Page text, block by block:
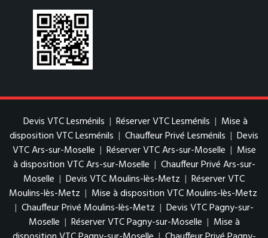
Devis VTC Lesménils | Réserver VTC Lesménils | Mise à
disposition VTC Lesménils | Chauffeur Privé Lesménils | Devis
VTC Ars-sur-Moselle | Réserver VTC Ars-sur-Moselle | Mise
à disposition VTC Ars-sur-Moselle | Chauffeur Privé Ars-sur-
Moselle | Devis VTC Moulins-lès-Metz | Réserver VTC
Moulins-lès-Metz | Mise à disposition VTC Moulins-lès-Metz
| Chauffeur Privé Moulins-lès-Metz | Devis VTC Pagny-sur-
Moselle | Réserver VTC Pagny-sur-Moselle | Mise à